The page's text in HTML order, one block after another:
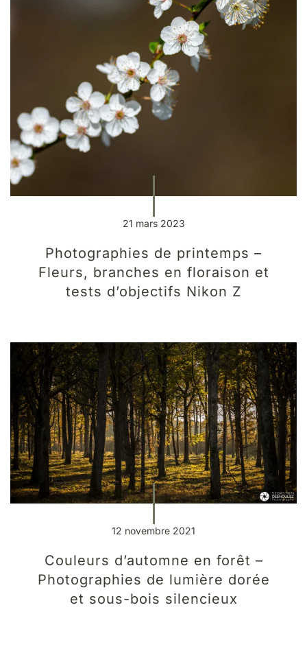
21 mars 2023
Photographies de printemps –
Fleurs, branches en floraison et
tests d’objectifs Nikon Z
12 novembre 2021
Couleurs d’automne en forêt –
Photographies de lumière dorée
et sous-bois silencieux